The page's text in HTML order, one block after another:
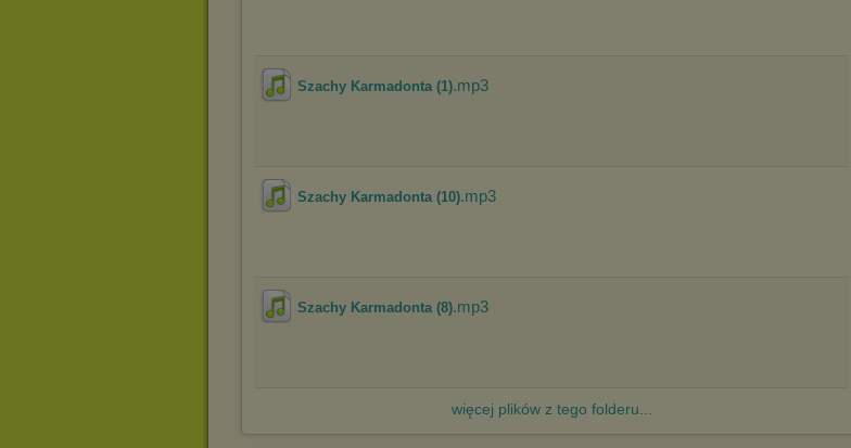
Szachy Karmadonta (1).mp3
Szachy Karmadonta (10).mp3
Szachy Karmadonta (8).mp3
więcej plików z tego folderu...